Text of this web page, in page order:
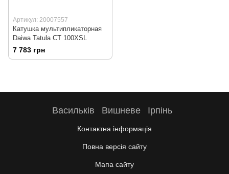
Артикул: 20007557
Катушка мультипликаторная
Daiwa Tatula CT 100XSL
7 783 грн
Васильків Вишневе Ірпінь
Контактна інформація
Повна версія сайту
Мапа сайту